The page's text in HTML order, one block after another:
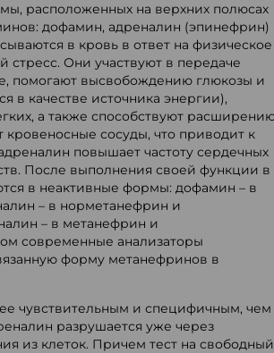
расположенных на верхних полюсах
дофамин, адреналин (эпинефрин)
в кровь в ответ на физическое
Они участвуют в передаче
помогают высвобождению глюкозы и
в качестве источника энергии),
а также способствуют
сосуды, что приводит к
повышает частоту сердечных
После выполнения своей функции в
в неактивные формы: дофамин – в
– в норметанефрин и
– в метанефрин и
современные анализаторы
форму метанефринов в
чувствительным и специфичным, чем
разрушается уже через
из клеток. Причем тест на свободный